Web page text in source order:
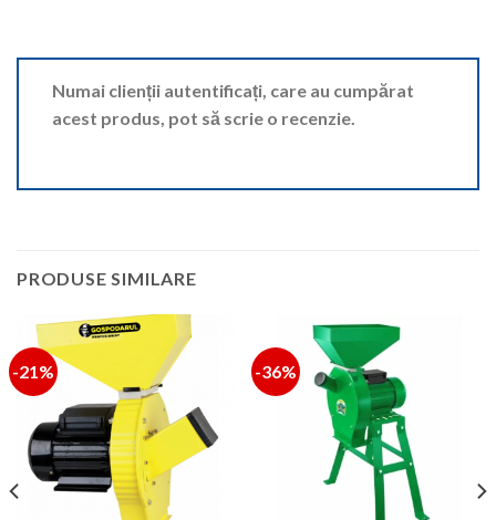
Numai clienții autentificați, care au cumpărat
acest produs, pot să scrie o recenzie.
PRODUSE SIMILARE
-21% -36%